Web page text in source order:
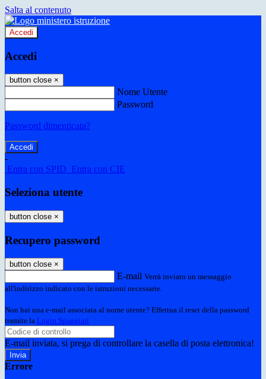
Salta al contenuto
Accedi
Accedi
button close ×
Nome Utente
Password
Password dimenticata?
-
Entra con SPID Entra con CIE
Seleziona utente
button close ×
Recupero password
button close ×
E-mail Verrà inviato un messaggio
all'indirizzo indicato con le istruzioni necessarie.
Non hai una e-mail associata al nome utente? Effettua il reset della password
tramite la Login Spaggiari
E-mail inviata, si prega di controllare la casella di posta elettronica!
Errore